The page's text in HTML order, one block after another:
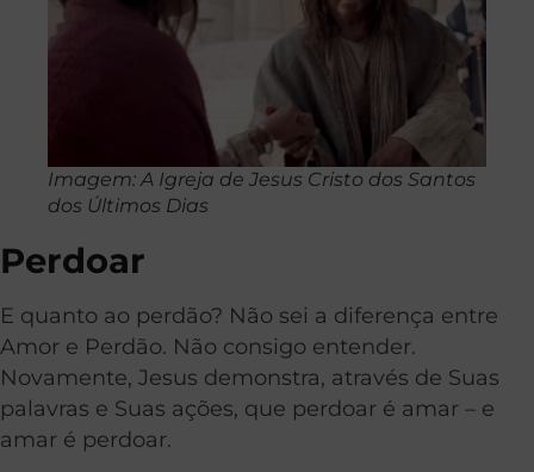
Imagem: A Igreja de Jesus Cristo dos Santos
dos Últimos Dias
Perdoar
E quanto ao perdão? Não sei a diferença entre
Amor e Perdão. Não consigo entender.
Novamente, Jesus demonstra, através de Suas
palavras e Suas ações, que perdoar é amar – e
amar é perdoar.